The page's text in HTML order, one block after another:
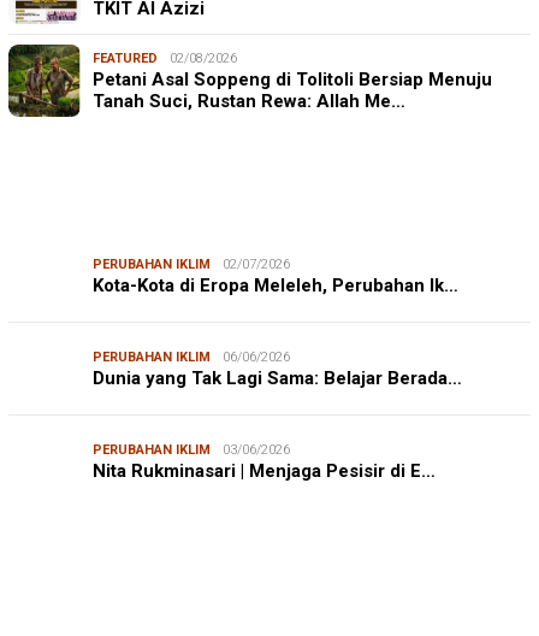
TKIT Al Azizi
FEATURED 02/08/2026
Petani Asal Soppeng di Tolitoli Bersiap Menuju
Tanah Suci, Rustan Rewa: Allah Me…
PERUBAHAN IKLIM 02/07/2026
Kota-Kota di Eropa Meleleh, Perubahan Ik…
PERUBAHAN IKLIM 06/06/2026
Dunia yang Tak Lagi Sama: Belajar Berada…
PERUBAHAN IKLIM 03/06/2026
Nita Rukminasari | Menjaga Pesisir di E…